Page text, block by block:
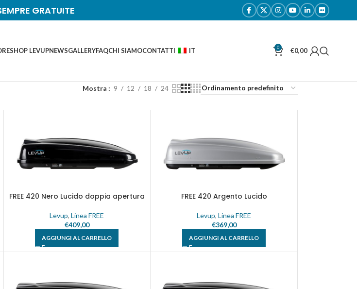
GRATUITE
SHOP LEVUPNEWSGALLERYFAQCHI SIAMOCONTATTI IT 0 €0,00
Mostra 9 12 18 24
FREE 420 Nero Lucido doppia apertura
Levup,Linea FREE
€409,00
AGGIUNGI AL CARRELLO
FREE 420 Argento Lucido
Levup,Linea FREE
€369,00
AGGIUNGI AL CARRELLO